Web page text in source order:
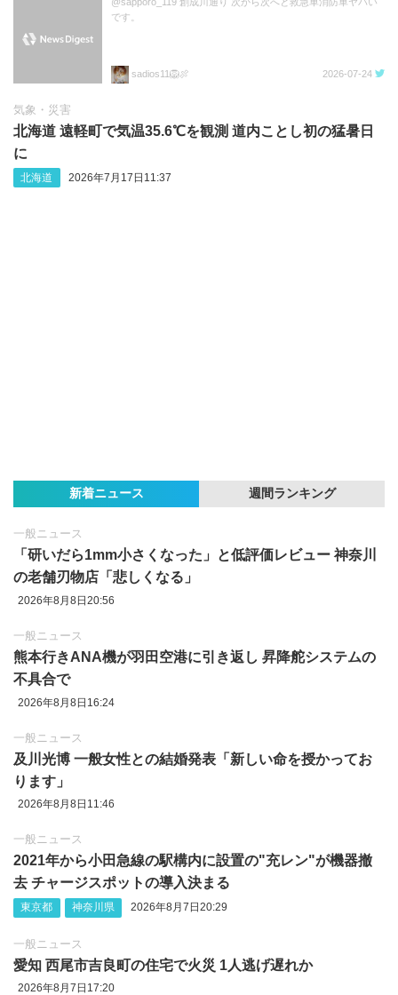
です。
sadios11🦁🍖 2026-07-24
気象・災害
北海道 遠軽町で気温35.6℃を観測 道内ことし初の猛暑日
に
北海道 2026年7月17日11:37
新着ニュース 週間ランキング
一般ニュース
「研いだら1mm小さくなった」と低評価レビュー 神奈川
の老舗刃物店「悲しくなる」
2026年8月8日20:56
一般ニュース
熊本行きANA機が羽田空港に引き返し 昇降舵システムの
不具合で
2026年8月8日16:24
一般ニュース
及川光博 一般女性との結婚発表「新しい命を授かってお
ります」
2026年8月8日11:46
一般ニュース
2021年から小田急線の駅構内に設置の"充レン"が機器撤
去 チャージスポットの導入決まる
東京都 神奈川県 2026年8月7日20:29
一般ニュース
愛知 西尾市吉良町の住宅で火災 1人逃げ遅れか
2026年8月7日17:20